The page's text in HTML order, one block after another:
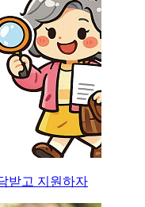
받고 지원하자